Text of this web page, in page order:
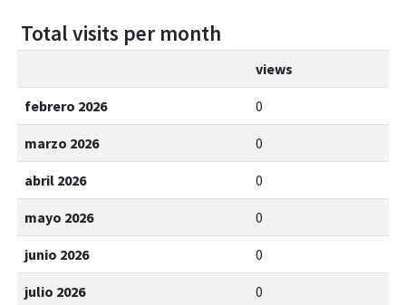
Total visits per month
views
febrero 2026 0
marzo 2026 0
abril 2026 0
mayo 2026 0
junio 2026 0
julio 2026 0